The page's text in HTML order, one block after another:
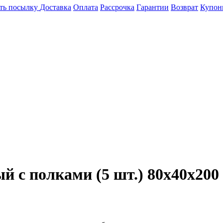
посылку Доставка Оплата Рассрочка Гарантии Возврат
с полками (5 шт.) 80х40х200